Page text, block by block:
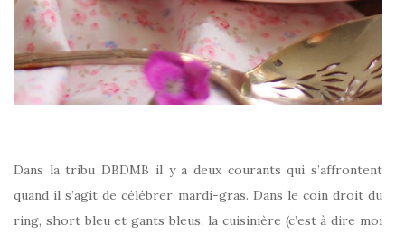
Dans la tribu DBDMB il y a deux courants qui s’affrontent
quand il s’agit de célébrer mardi-gras. Dans le coin droit du
ring, short bleu et gants bleus, la cuisinière (c’est à dire moi